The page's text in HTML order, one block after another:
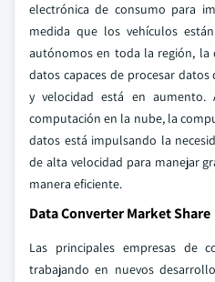
electrónica de consumo para
medida que los vehículos
autónomos en toda la región, la
datos capaces de procesar
y velocidad está en aumento.
computación en la nube, la
datos está impulsando la
de alta velocidad para manejar
manera eficiente.
Data Converter Market Share
Las principales empresas de
trabajando en nuevos